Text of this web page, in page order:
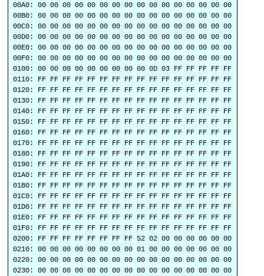
00A0: 00 00 00 00 00 00 00 00 00 00 00 00 00 00 00 00
00B0: 00 00 00 00 00 00 00 00 00 00 00 00 00 00 00 00
00C0: 00 00 00 00 00 00 00 00 00 00 00 00 00 00 00 00
00D0: 00 00 00 00 00 00 00 00 00 00 00 00 00 00 00 00
00E0: 00 00 00 00 00 00 00 00 00 00 00 00 00 00 00 00
00F0: 00 00 00 00 00 00 00 00 00 00 00 00 00 00 00 00
0100: 00 00 00 00 00 00 00 00 00 0D 03 FF FF FF FF FF
0110: FF FF FF FF FF FF FF FF FF FF FF FF FF FF FF FF
0120: FF FF FF FF FF FF FF FF FF FF FF FF FF FF FF FF
0130: FF FF FF FF FF FF FF FF FF FF FF FF FF FF FF FF
0140: FF FF FF FF FF FF FF FF FF FF FF FF FF FF FF FF
0150: FF FF FF FF FF FF FF FF FF FF FF FF FF FF FF FF
0160: FF FF FF FF FF FF FF FF FF FF FF FF FF FF FF FF
0170: FF FF FF FF FF FF FF FF FF FF FF FF FF FF FF FF
0180: FF FF FF FF FF FF FF FF FF FF FF FF FF FF FF FF
0190: FF FF FF FF FF FF FF FF FF FF FF FF FF FF FF FF
01A0: FF FF FF FF FF FF FF FF FF FF FF FF FF FF FF FF
01B0: FF FF FF FF FF FF FF FF FF FF FF FF FF FF FF FF
01C0: FF FF FF FF FF FF FF FF FF FF FF FF FF FF FF FF
01D0: FF FF FF FF FF FF FF FF FF FF FF FF FF FF FF FF
01E0: FF FF FF FF FF FF FF FF FF FF FF FF FF FF FF FF
01F0: FF FF FF FF FF FF FF FF FF FF FF FF FF FF FF FF
0200: FF FF FF FF FF FF FF FF 52 02 00 00 00 00 00 00
0210: 00 00 00 00 00 00 00 00 01 00 00 00 00 00 00 00
0220: 00 00 00 00 00 00 00 00 00 00 00 00 00 00 00 00
0230: 00 00 00 00 00 00 00 00 00 00 00 00 00 00 00 00